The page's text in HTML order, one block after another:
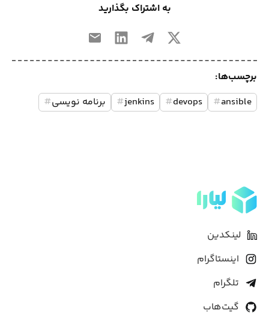
به اشتراک بگذارید
برچسب‌ها:
ansible
#
devops
#
jenkins
# برنامه نویسی#
لینکدین
اینستاگرام
تلگرام
گیت‌هاب